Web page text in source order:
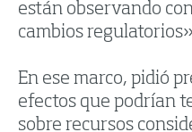
están observando
cambios
En ese marco, pidió
efectos que podrían
sobre recursos